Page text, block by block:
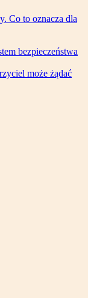
Co to oznacza dla
bezpieczeństwa
może żądać